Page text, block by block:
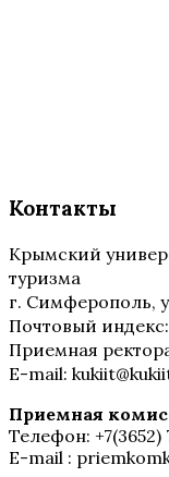
Контакты
Крымский
туризма
г. Симферополь,
Почтовый индекс:
Приемная
E-mail:
Приемная
Телефон: +7(3652)
E-mail :